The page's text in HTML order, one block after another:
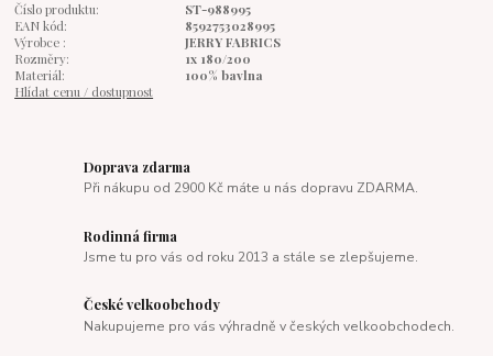
Číslo produktu:
ST-988995
EAN kód:
8592753028995
Výrobce :
JERRY FABRICS
Rozměry:
1x 180/200
Materiál:
100% bavlna
Hlídat cenu / dostupnost
Doprava zdarma
Při nákupu od 2900 Kč máte u nás dopravu ZDARMA.
Rodinná firma
Jsme tu pro vás od roku 2013 a stále se zlepšujeme.
České velkoobchody
Nakupujeme pro vás výhradně v českých velkoobchodech.